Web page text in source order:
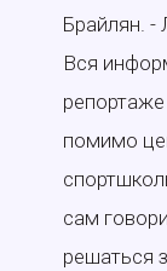
Брайлян. -
Вся
помимо
сам
решаться